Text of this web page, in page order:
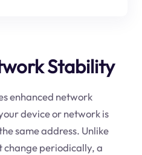
Stability
enhanced network
device or network is
same address. Unlike
change periodically, a